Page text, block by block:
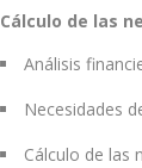
Cálculo de las
Análisis
Necesidades
Cálculo de las